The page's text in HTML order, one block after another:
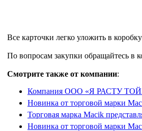
Все карточки легко уложить в
По вопросам закупки обращайтесь в
Смотрите также от компании:
Компания ООО «Я РАСТУ
Новинка от торговой марки
Торговая марка Macik
Новинка от торговой марки